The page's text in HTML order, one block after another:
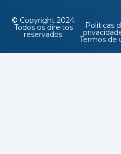
© Copyright 2024.
Todos os direitos
reservados.
Politicas
Termos de